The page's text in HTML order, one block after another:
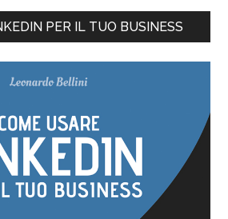
PER IL TUO BUSINESS